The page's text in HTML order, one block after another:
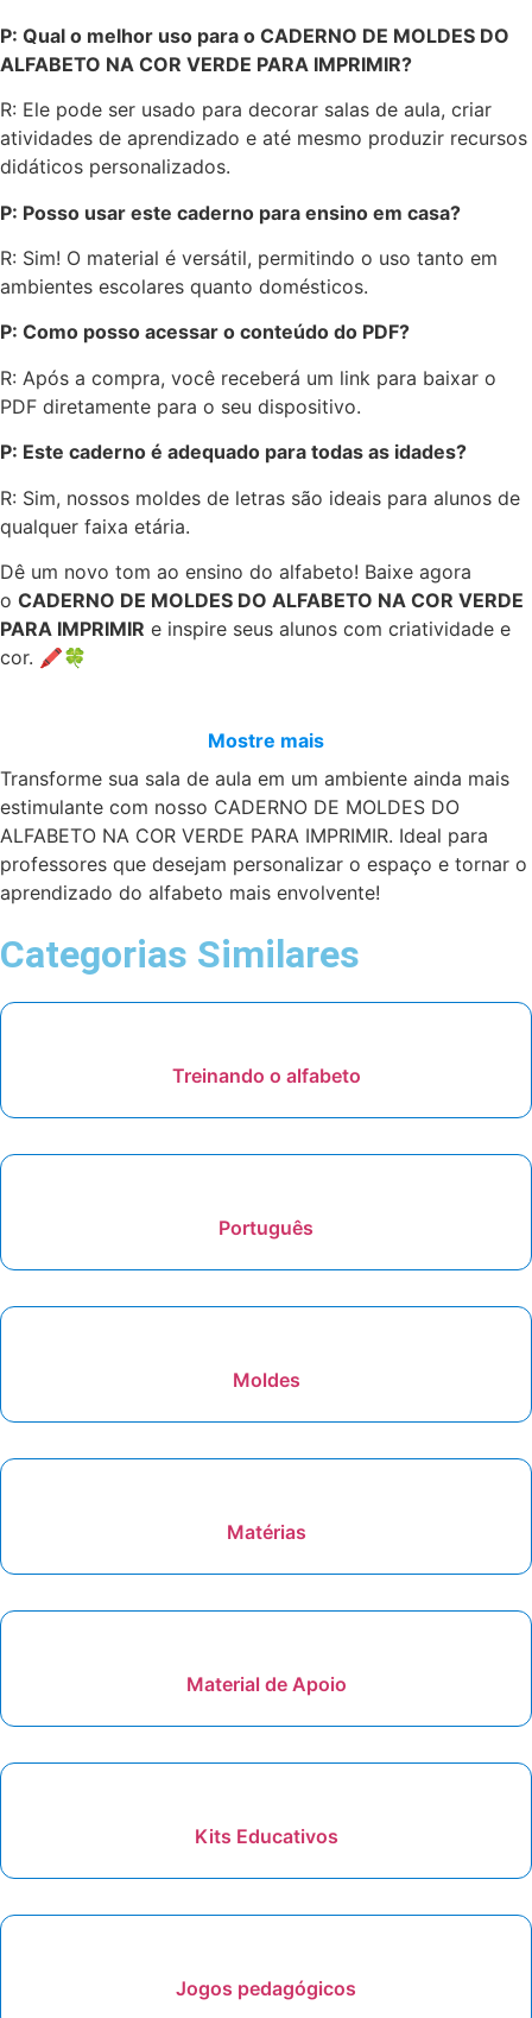
P: Qual o melhor uso para o CADERNO DE MOLDES DO
ALFABETO NA COR VERDE PARA IMPRIMIR?
R: Ele pode ser usado para decorar salas de aula, criar
atividades de aprendizado e até mesmo produzir recursos
didáticos personalizados.
P: Posso usar este caderno para ensino em casa?
R: Sim! O material é versátil, permitindo o uso tanto em
ambientes escolares quanto domésticos.
P: Como posso acessar o conteúdo do PDF?
R: Após a compra, você receberá um link para baixar o
PDF diretamente para o seu dispositivo.
P: Este caderno é adequado para todas as idades?
R: Sim, nossos moldes de letras são ideais para alunos de
qualquer faixa etária.
Dê um novo tom ao ensino do alfabeto! Baixe agora
o CADERNO DE MOLDES DO ALFABETO NA COR VERDE
PARA IMPRIMIR e inspire seus alunos com criatividade e
cor. 🖍️🍀
Mostre mais
Transforme sua sala de aula em um ambiente ainda mais
estimulante com nosso CADERNO DE MOLDES DO
ALFABETO NA COR VERDE PARA IMPRIMIR. Ideal para
professores que desejam personalizar o espaço e tornar o
aprendizado do alfabeto mais envolvente!
Categorias Similares
Treinando o alfabeto
Português
Moldes
Matérias
Material de Apoio
Kits Educativos
Jogos pedagógicos